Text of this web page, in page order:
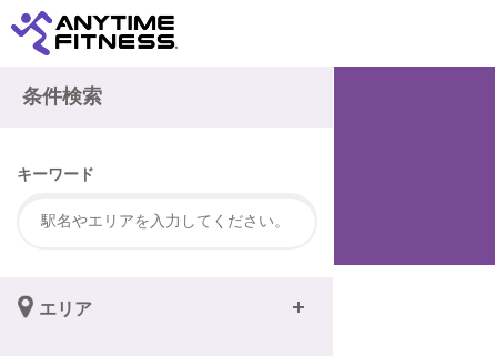
条件検索
キーワード
エリア